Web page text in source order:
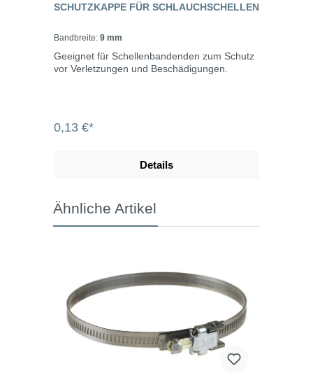
SCHUTZKAPPE FÜR SCHLAUCHSCHELLEN
Bandbreite: 9 mm
Geeignet für Schellenbandenden zum Schutz
vor Verletzungen und Beschädigungen.
0,13 €*
Details
Ähnliche Artikel